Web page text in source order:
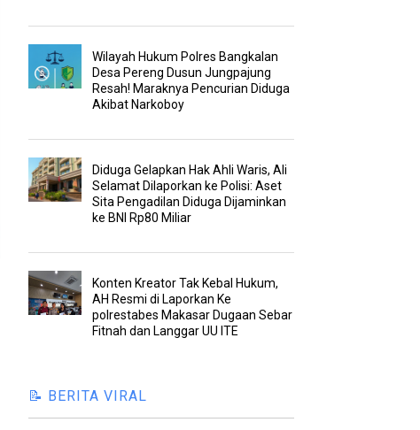
Wilayah Hukum Polres Bangkalan
Desa Pereng Dusun Jungpajung
Resah! Maraknya Pencurian Diduga
Akibat Narkoboy
Diduga Gelapkan Hak Ahli Waris, Ali
Selamat Dilaporkan ke Polisi: Aset
Sita Pengadilan Diduga Dijaminkan
ke BNI Rp80 Miliar
Konten Kreator Tak Kebal Hukum,
AH Resmi di Laporkan Ke
polrestabes Makasar Dugaan Sebar
Fitnah dan Langgar UU ITE
📝 BERITA VIRAL